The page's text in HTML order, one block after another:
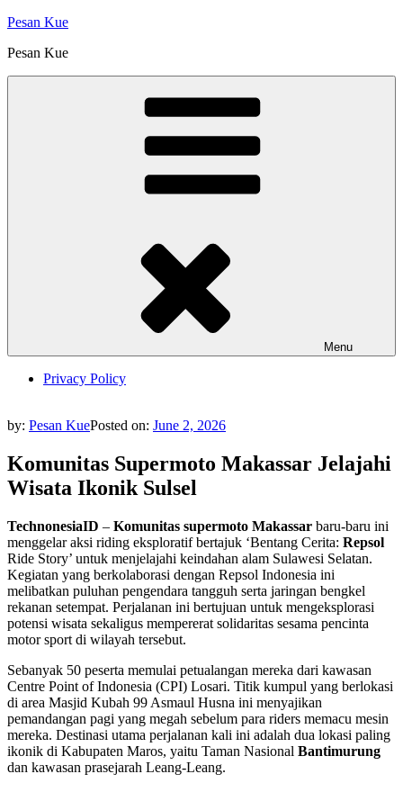
Skip
content
Pesan Kue
Pesan Kue
Menu
Privacy Policy
by: Pesan KuePosted on: June 2, 2026
Komunitas Supermoto Makassar Jelajahi
Wisata Ikonik Sulsel
TechnonesiaID – Komunitas supermoto Makassar baru-baru ini
menggelar aksi riding eksploratif bertajuk ‘Bentang Cerita: Repsol
Ride Story’ untuk menjelajahi keindahan alam Sulawesi Selatan.
Kegiatan yang berkolaborasi dengan Repsol Indonesia ini
melibatkan puluhan pengendara tangguh serta jaringan bengkel
rekanan setempat. Perjalanan ini bertujuan untuk mengeksplorasi
potensi wisata sekaligus mempererat solidaritas sesama pencinta
motor sport di wilayah tersebut.
Sebanyak 50 peserta memulai petualangan mereka dari kawasan
Centre Point of Indonesia (CPI) Losari. Titik kumpul yang berlokasi
di area Masjid Kubah 99 Asmaul Husna ini menyajikan
pemandangan pagi yang megah sebelum para riders memacu mesin
mereka. Destinasi utama perjalanan kali ini adalah dua lokasi paling
ikonik di Kabupaten Maros, yaitu Taman Nasional Bantimurung
dan kawasan prasejarah Leang-Leang.